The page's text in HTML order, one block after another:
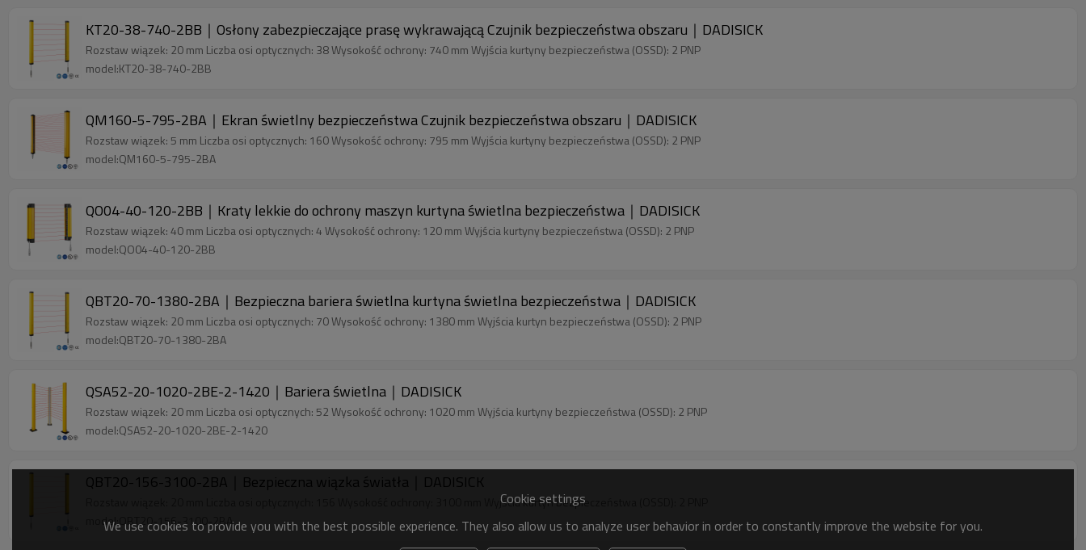
KT20-38-740-2BB｜Osłony zabezpieczające prasę wykrawającą Czujnik bezpieczeństwa obszaru｜DADISICK
Rozstaw wiązek: 20 mm Liczba osi optycznych: 38 Wysokość ochrony: 740 mm Wyjścia kurtyny bezpieczeństwa (OSSD): 2 PNP
model:KT20-38-740-2BB
QM160-5-795-2BA｜Ekran świetlny bezpieczeństwa Czujnik bezpieczeństwa obszaru｜DADISICK
Rozstaw wiązek: 5 mm Liczba osi optycznych: 160 Wysokość ochrony: 795 mm Wyjścia kurtyny bezpieczeństwa (OSSD): 2 PNP
model:QM160-5-795-2BA
QO04-40-120-2BB｜Kraty lekkie do ochrony maszyn kurtyna świetlna bezpieczeństwa｜DADISICK
Rozstaw wiązek: 40 mm Liczba osi optycznych: 4 Wysokość ochrony: 120 mm Wyjścia kurtyny bezpieczeństwa (OSSD): 2 PNP
model:QO04-40-120-2BB
QBT20-70-1380-2BA｜Bezpieczna bariera świetlna kurtyna świetlna bezpieczeństwa｜DADISICK
Rozstaw wiązek: 20 mm Liczba osi optycznych: 70 Wysokość ochrony: 1380 mm Wyjścia kurtyn bezpieczeństwa (OSSD): 2 PNP
model:QBT20-70-1380-2BA
QSA52-20-1020-2BE-2-1420｜Bariera świetlna｜DADISICK
Rozstaw wiązek: 20 mm Liczba osi optycznych: 52 Wysokość ochrony: 1020 mm Wyjścia kurtyny bezpieczeństwa (OSSD): 2 PNP
model:QSA52-20-1020-2BE-2-1420
QBT20-156-3100-2BA｜Bezpieczna wiązka światła｜DADISICK
Rozstaw wiązek: 20 mm Liczba osi optycznych: 156 Wysokość ochrony: 3100 mm Wyjścia kurtyn bezpieczeństwa (OSSD): 2 PNP
model:QBT20-156-3100-2BA
Cookie settings
We use cookies to provide you with the best possible experience. They also allow us to analyze user behavior in order to constantly improve the website for you.